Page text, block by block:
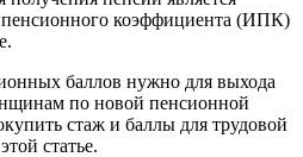
коэффициента (ИПК)
баллов нужно для выхода
по новой пенсионной
стаж и баллы для трудовой
статье.